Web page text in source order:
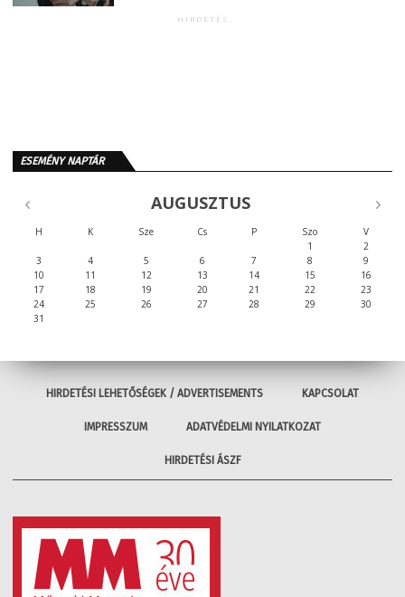
HIRDETÉS
ESEMÉNY NAPTÁR
AUGUSZTUS
H K Sze Cs P Szo
V
1
2
3
4 5 6 7 8
9
10
11 12 13 14 15
16
17
18 19 20 21 22
23
24
25 26 27 28 29
30
31
HIRDETÉSI LEHETŐSÉGEK / ADVERTISEMENTS KAPCSOLAT
IMPRESSZUM ADATVÉDELMI NYILATKOZAT
HIRDETÉSI ÁSZF